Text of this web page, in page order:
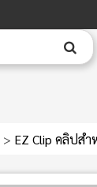
> EZ Clip คลิปสํ